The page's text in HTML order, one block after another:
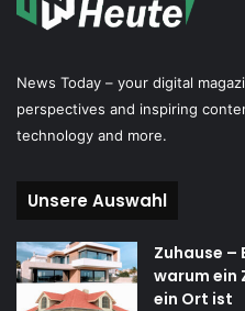
News Today – your digital
perspectives and inspiring
technology and more.
Unsere Auswahl
Zuhause –
warum ein
ein Ort ist